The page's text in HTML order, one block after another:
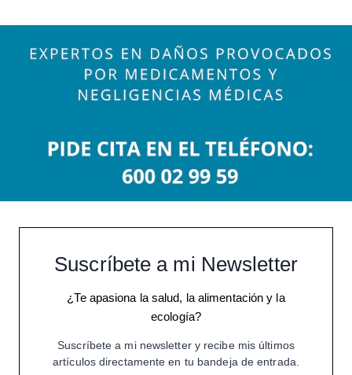
Suscríbete a mi Newsletter
¿Te apasiona la salud, la alimentación y la
ecología?
Suscríbete a mi newsletter y recibe mis últimos
artículos directamente en tu bandeja de entrada.